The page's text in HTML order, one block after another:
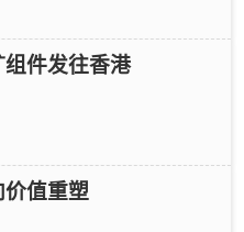
件发往香港
值重塑